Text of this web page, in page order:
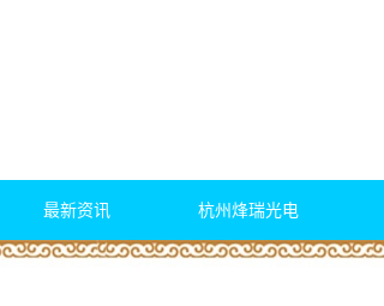
最新资讯 杭州烽瑞光电